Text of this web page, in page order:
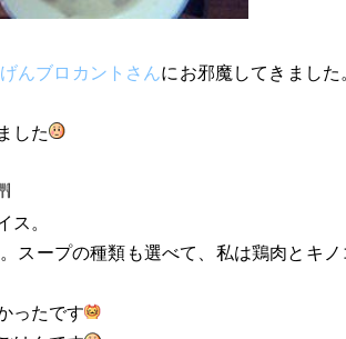
んブロカントさんにお邪魔してきまし
した
ス。
スープの種類も選べて、私は鶏肉とキノ
ったです